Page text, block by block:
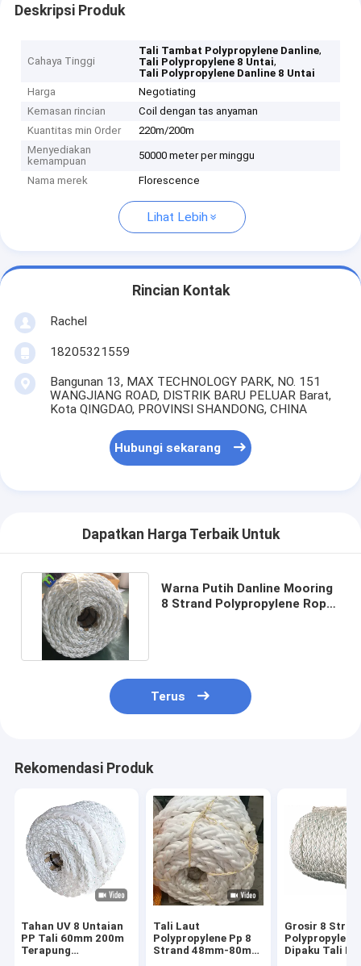
Deskripsi Produk
Cahaya Tinggi
Tali Tambat Polypropylene Danline,
Tali Polypropylene 8 Untai,
Tali Polypropylene Danline 8 Untai
Harga
Negotiating
Kemasan rincian
Coil dengan tas anyaman
Kuantitas min Order
220m/200m
Menyediakan
kemampuan
50000 meter per minggu
Nama merek Florescence
Lihat Lebih
Rincian Kontak
Rachel
18205321559
Bangunan 13, MAX TECHNOLOGY PARK, NO. 151
WANGJIANG ROAD, DISTRIK BARU PELUAR Barat,
Kota QINGDAO, PROVINSI SHANDONG, CHINA
Hubungi sekarang
Dapatkan Harga Terbaik Untuk
Warna Putih Danline Mooring
8 Strand Polypropylene Rope
Terus
Rekomendasi Produk
Tahan UV 8 Untaian
PP Tali 60mm 200m
Terapung
Tali Laut
Polypropylene Pp 8
Strand 48mm-80mm
Grosir 8
Polypropylene
Dipaku Tali